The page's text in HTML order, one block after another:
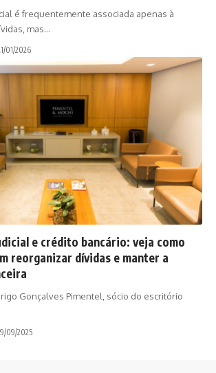
é frequentemente associada apenas à
mas…
01/2026
e crédito bancário: veja como
reorganizar dívidas e manter a
Gonçalves Pimentel, sócio do escritório
09/2025